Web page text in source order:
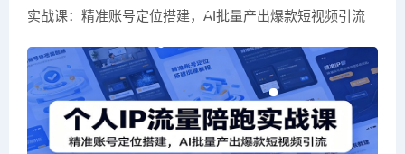
实战课：精准账号定位搭建，AI批量产出爆款短视频引流